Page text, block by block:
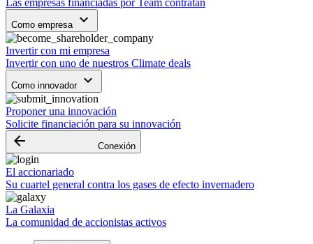
Las empresas financiadas por Team contratan
Como empresa keyboard_arrow_down
Invertir con mi empresa
Invertir con uno de nuestros Climate deals
Como innovador keyboard_arrow_down
Proponer una innovación
Solicite financiación para su innovación
arrow_backward Conexión
El accionariado
Su cuartel general contra los gases de efecto invernadero
La Galaxia
La comunidad de accionistas activos